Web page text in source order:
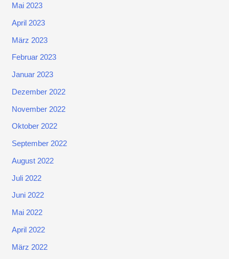
Mai 2023
April 2023
März 2023
Februar 2023
Januar 2023
Dezember 2022
November 2022
Oktober 2022
September 2022
August 2022
Juli 2022
Juni 2022
Mai 2022
April 2022
März 2022